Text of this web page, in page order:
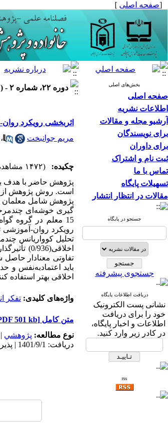
[صفحه اصلی ]
بخش‌های اصلی
صفحه اصلی
اطلاعات نشریه
آرشیو مجله و مقالات
برای نویسندگان
برای داوران
ثبت نام و اشتراک
تماس با ما
تسهیلات پایگاه
مقالات در انتظار انتشار
جستجو در پایگاه
جستجوی پیشرفته
دریافت اطلاعات پایگاه
نشانی پست الکترونیک
خود را برای دریافت
اطلاعات و اخبار پایگاه،
در کادر زیر وارد کنید.
rss
دوره ۲۲، شماره ۲ - ( ۷-۱۴۰۴ )
اثربخشی رویکرد
مریم جوانبخت
،
چکیده:
(۱۴۷۲ مشاهده)
پژوهش حاضر با هدف
است. روش پژوهش از
باید اعتمادبه‌­نفس و
اخلاقی بهتر استفاده
واژه‌های کلیدی: تفکر
متن کامل [PDF 501 kb]
نوع مطالعه: پژوهشي |
دریافت: 1401/9/1 | پذیرش: 1402/2/5 | انتشار: 1404/7/17